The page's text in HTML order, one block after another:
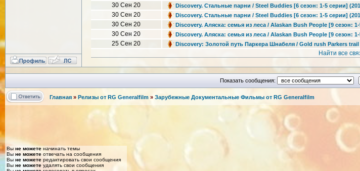
30 Сен 20
Discovery. Стальные парни / Steel Buddies [6 сезон: 1-5 серии]
30 Сен 20
Discovery. Стальные парни / Steel Buddies [6 сезон: 1-5 серии]
30 Сен 20
Discovery. Аляска: семья из леса / Alaskan Bush People [9 сезон:
30 Сен 20
Discovery. Аляска: семья из леса / Alaskan Bush People [9 сезон:
25 Сен 20
Discovery: Золотой путь Паркера Шнабеля / Gold rush Parkers
Найти все
Показать сообщения:
Главная » Релизы от RG Generalfilm » Зарубежные Документальные Фильмы от RG Generalfilm
Вы не можете начинать темы
Вы не можете отвечать на сообщения
Вы не можете редактировать свои сообщения
Вы не можете удалять свои сообщения